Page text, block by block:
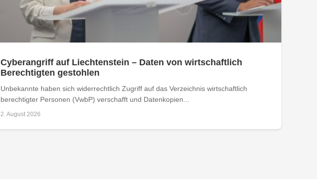
Cyberangriff auf Liechtenstein – Daten von wirtschaftlich
Berechtigten gestohlen
Unbekannte haben sich widerrechtlich Zugriff auf das Verzeichnis wirtschaftlich
berechtigter Personen (VwbP) verschafft und Datenkopien...
2. August 2026